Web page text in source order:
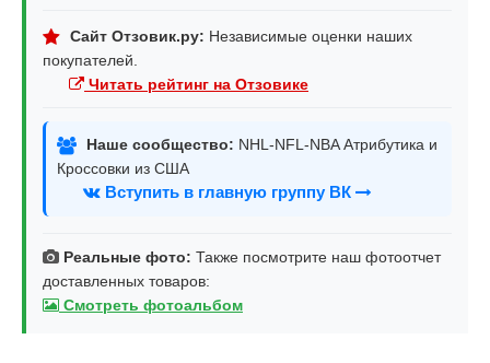
Сайт Отзовик.ру: Независимые оценки наших
покупателей.
Читать рейтинг на Отзовике
Наше сообщество: NHL-NFL-NBA Атрибутика и
Кроссовки из США
Вступить в главную группу ВК
Реальные фото: Также посмотрите наш фотоотчет
доставленных товаров:
Смотреть фотоальбом